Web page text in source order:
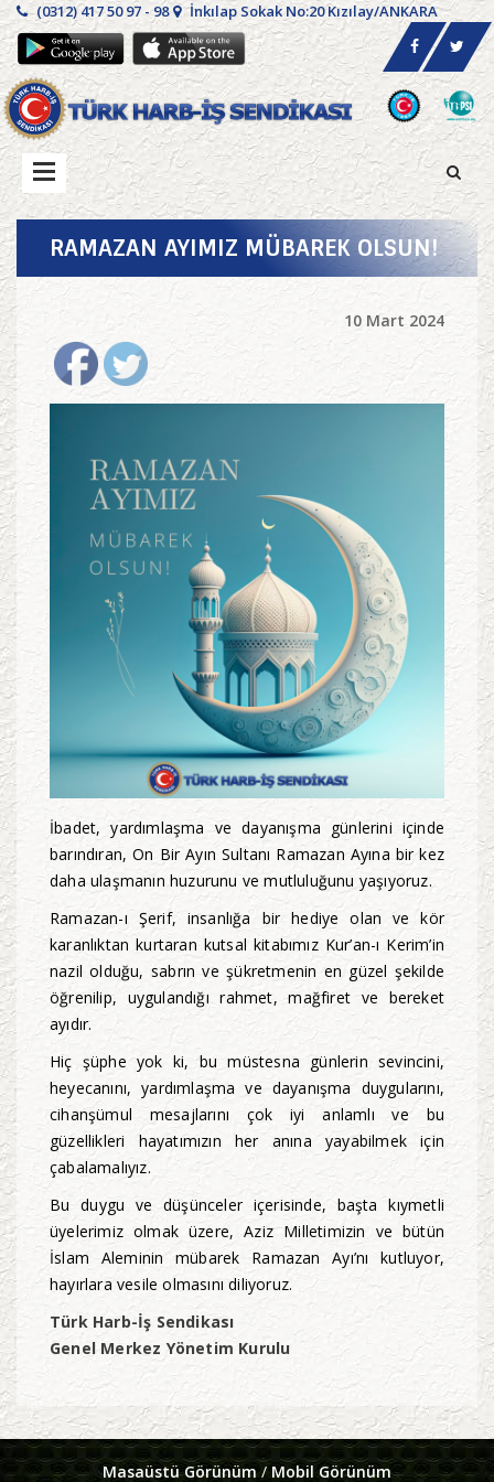
(0312) 417 50 97 - 98 İnkılap Sokak No:20 Kızılay/ANKARA
RAMAZAN AYIMIZ MÜBAREK OLSUN!
10 Mart 2024
İbadet, yardımlaşma ve dayanışma günlerini içinde
barındıran, On Bir Ayın Sultanı Ramazan Ayına bir kez
daha ulaşmanın huzurunu ve mutluluğunu yaşıyoruz.
Ramazan-ı Şerif, insanlığa bir hediye olan ve kör
karanlıktan kurtaran kutsal kitabımız Kur’an-ı Kerim’in
nazil olduğu, sabrın ve şükretmenin en güzel şekilde
öğrenilip, uygulandığı rahmet, mağfiret ve bereket
ayıdır.
Hiç şüphe yok ki, bu müstesna günlerin sevincini,
heyecanını, yardımlaşma ve dayanışma duygularını,
cihanşümul mesajlarını çok iyi anlamlı ve bu
güzellikleri hayatımızın her anına yayabilmek için
çabalamalıyız.
Bu duygu ve düşünceler içerisinde, başta kıymetli
üyelerimiz olmak üzere, Aziz Milletimizin ve bütün
İslam Aleminin mübarek Ramazan Ayı’nı kutluyor,
hayırlara vesile olmasını diliyoruz.
Türk Harb-İş Sendikası
Genel Merkez Yönetim Kurulu
Masaüstü Görünüm/ Mobil Görünüm